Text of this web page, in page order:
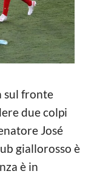
sul fronte
due colpi
José
giallorosso è
è in